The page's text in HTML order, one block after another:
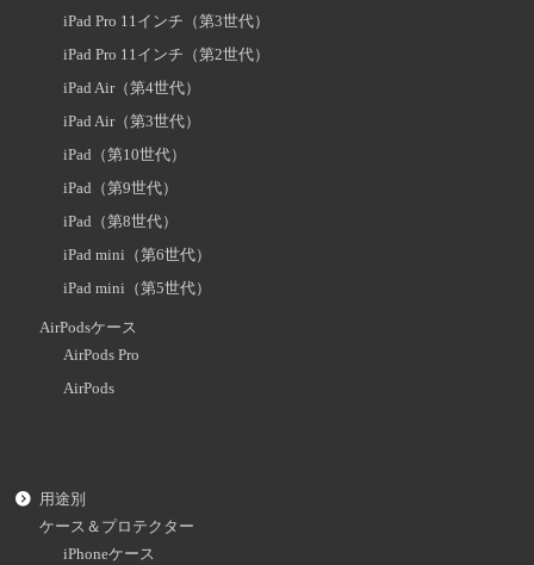
iPad Pro 11インチ（第3世代）
iPad Pro 11インチ（第2世代）
iPad Air（第4世代）
iPad Air（第3世代）
iPad（第10世代）
iPad（第9世代）
iPad（第8世代）
iPad mini（第6世代）
iPad mini（第5世代）
AirPodsケース
AirPods Pro
AirPods
用途別
ケース＆プロテクター
iPhoneケース